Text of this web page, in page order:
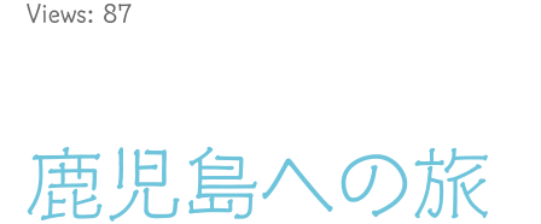
Views: 87
鹿児島への旅